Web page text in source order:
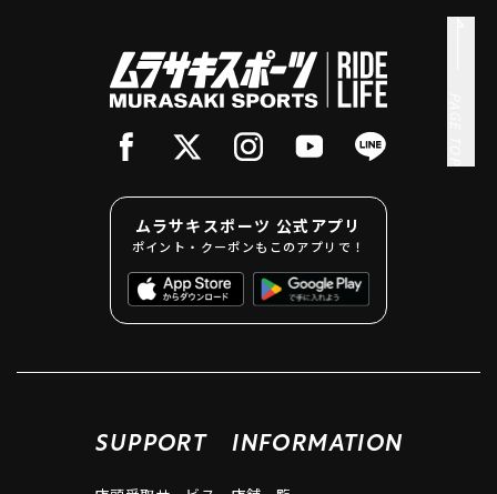
ムラサキスポーツ 公式アプリ
ポイント・クーポンもこのアプリで！
SUPPORT INFORMATION